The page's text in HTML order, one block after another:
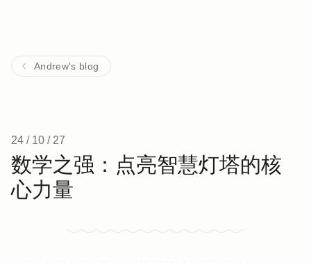
Andrew's blog
24 / 10 / 27
数学之强：点亮智慧灯塔的核
心力量